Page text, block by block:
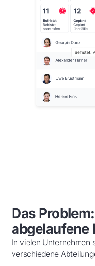
Das
abgelaufene
In vielen Unternehmen
verschiedene